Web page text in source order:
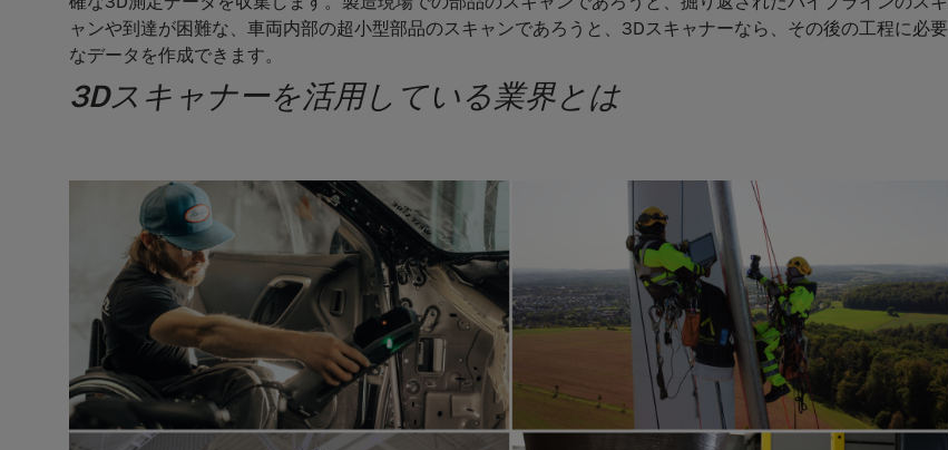
ャンや到達が困難な、車両内部の超小型部品のスキャンであろうと、3Dスキャナーなら、その後の工程に必要
なデータを作成できます。
3Dスキャナーを活用している業界とは